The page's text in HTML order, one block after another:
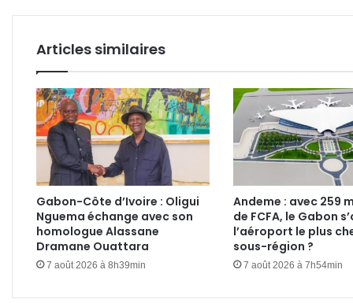
Articles similaires
Gabon-Côte d’Ivoire : Oligui
Nguema échange avec son
homologue Alassane
Dramane Ouattara
7 août 2026 à 8h39min
Andeme : avec 259
de FCFA, le Gabon
l’aéroport le plus
sous-région ?
7 août 2026 à 7h54min